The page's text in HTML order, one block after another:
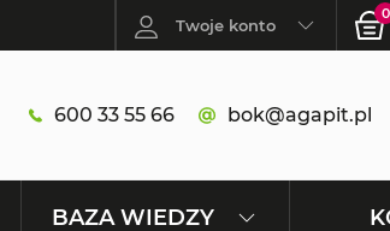
Twoje konto
0
600 33 55 66 bok@agapit.pl
BAZA WIEDZY